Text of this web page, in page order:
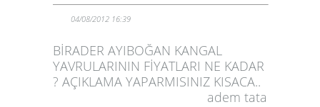
04/08/2012 16:39
BİRADER AYIBOĞAN KANGAL
YAVRULARININ FİYATLARI NE KADAR
? AÇIKLAMA YAPARMISINIZ KISACA..
adem tata